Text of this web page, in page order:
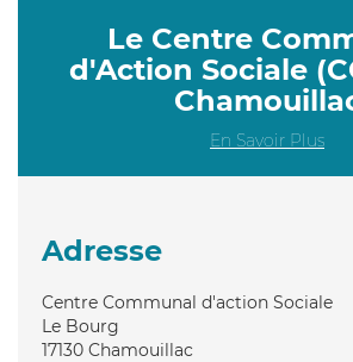
Le Centre
d'Action Sociale
En Savoir Plus
Adresse
Centre Communal d'action Sociale
Le Bourg
17130 Chamouillac